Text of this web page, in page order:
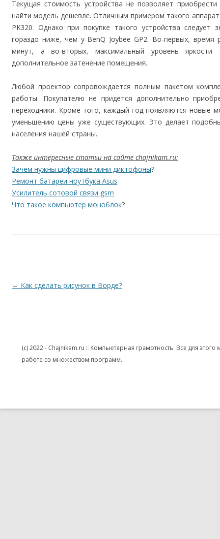
Текущая стоимость устройства не позволяет
найти модель дешевле. Отличным примером такого
PK320. Однако при покупке такого устройства следует
гораздо ниже, чем у BenQ Joybee GP2. Во-первых, время
минут, а во-вторых, максимальный уровень
дополнительное затенение помещения.
Любой проектор сопровождается полным пакетом
работы. Покупателю не придется дополнительно
переходники. Кроме того, каждый год появляются новые
уменьшению цены уже существующих. Это делает
населения нашей страны.
Также интересные статьи на сайте chajnikam.ru:
Зачем нужны цифровые мини диктофоны?
Ремонт батареи ноутбука Asus
Усилитель сотовой связи gsm
Что такое компьютер моноблок?
Навигация по записям
← Как сделать рисунок в Ворде?
(c) 2022 - Chajnikam.ru :: Компьютерная грамотность. Все для
работе со множеством программ.